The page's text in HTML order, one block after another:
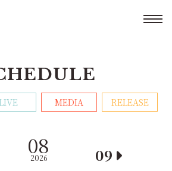
MEDIA RELEASE
08
2026 09